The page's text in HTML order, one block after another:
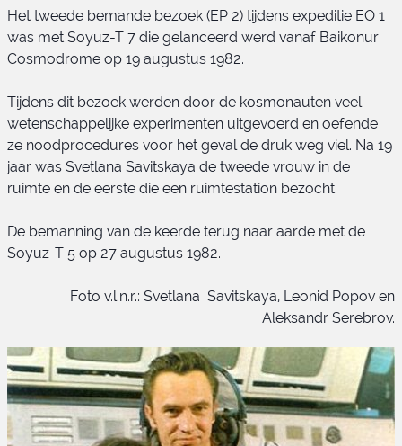
Soyuz-T 6 bemanning
Het tweede bemande bezoek (EP 2) tijdens expeditie EO 1
was met Soyuz-T 7 die gelanceerd werd vanaf Baikonur
Cosmodrome op 19 augustus 1982.
Tijdens dit bezoek werden door de kosmonauten veel
wetenschappelijke experimenten uitgevoerd en oefende
ze noodprocedures voor het geval de druk weg viel. Na 19
jaar was Svetlana Savitskaya de tweede vrouw in de
ruimte en de eerste die een ruimtestation bezocht.
De bemanning van de keerde terug naar aarde met de
Soyuz-T 5 op 27 augustus 1982.
Foto v.l.n.r.: Svetlana Savitskaya, Leonid Popov en
Aleksandr Serebrov.